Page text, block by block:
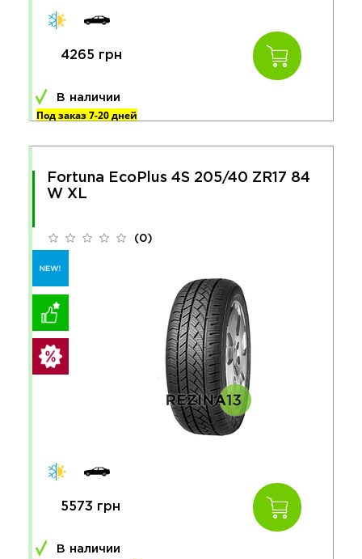
4265 грн
В наличии
Под заказ 7-20 дней
Fortuna EcoPlus 4S 205/40 ZR17 84
W XL
(0)
5573 грн
В наличии